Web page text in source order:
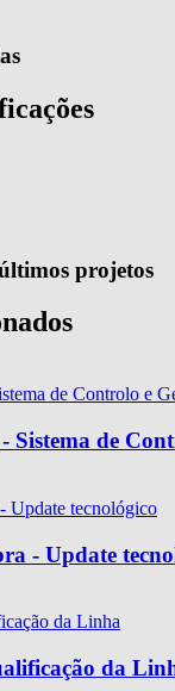
projetos
Sistema de
- Update
da